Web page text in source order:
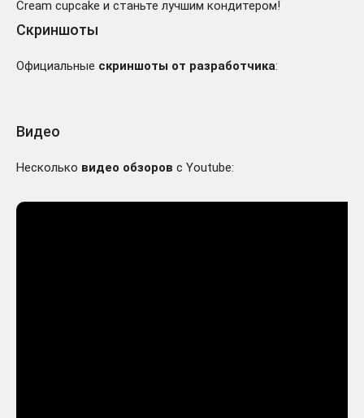
Cream cupcake и станьте лучшим кондитером!
Скриншоты
Официальные скриншоты от разработчика:
Видео
Несколько видео обзоров с Youtube: